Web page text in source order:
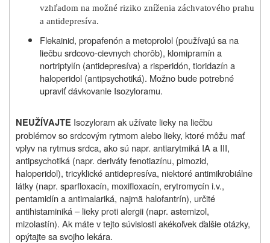
vzhľadom na možné riziko zníženia záchvatového prahu
a antidepresíva.
Flekainid, propafenón a metoprolol (používajú sa na
liečbu srdcovo-cievnych chorôb), klomipramín a
nortriptylín (antidepresíva) a risperidón, tioridazín a
haloperidol (antipsychotiká). Možno bude potrebné
upraviť dávkovanie Isozyloramu.
NEUŽÍVAJTE Isozyloram ak užívate lieky na liečbu
problémov so srdcovým rytmom alebo lieky, ktoré môžu mať
vplyv na rytmus srdca, ako sú napr. antiarytmiká IA a III,
antipsychotiká (napr. deriváty fenotiazínu, pimozid,
haloperidol), tricyklické antidepresíva, niektoré antimikrobiálne
látky (napr. sparfloxacín, moxifloxacín, erytromycín i.v.,
pentamidín a antimalariká, najmä halofantrín), určité
antihistaminiká – lieky proti alergii (napr. astemizol,
mizolastín). Ak máte v tejto súvislosti akékoľvek ďalšie otázky,
opýtajte sa svojho lekára.